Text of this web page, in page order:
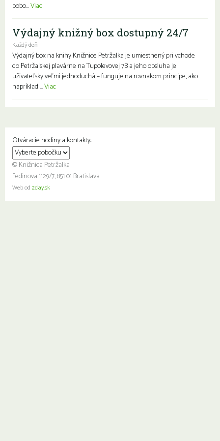
pobo...Viac
Výdajný knižný box dostupný 24/7
Každý deň
Výdajný box na knihy Knižnice Petržalka je umiestnený pri vchode
do Petržalskej plavárne na Tupolevovej 7B a jeho obsluha je
užívateľsky veľmi jednoduchá – funguje na rovnakom princípe, ako
napríklad ...Viac
Otváracie hodiny a kontakty:
© Knižnica Petržalka
Fedinova 1129/7, 851 01 Bratislava
Web od 2day.sk